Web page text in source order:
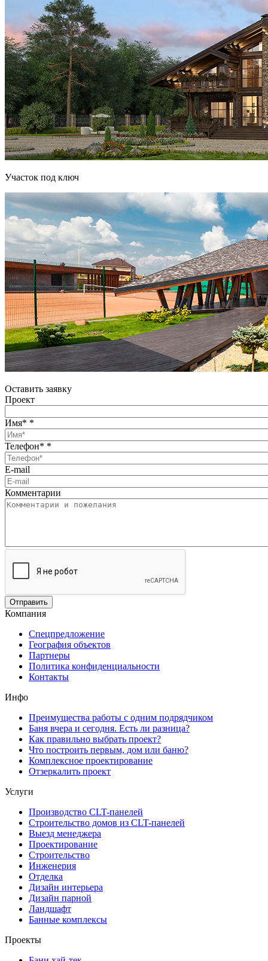
Участок под ключ
Оставить заявку
Проект
Имя* *
Телефон* *
E-mail
Комментарии
Компания
Спецпредложение
География объектов
Партнеры
Политика конфиденциальности
Контакты
Инфо
Преимущества работы с одним подрядчиком
Баня вчера и сегодня. Есть ли разница?
Как правильно выбрать проект?
Что построить первым, дом или баню?
Комплексное проектирование
Отзеркалить проект
Услуги
Производство CLT-панелей
Строительство домов из CLT-панелей
Выезд менеджера
Проектирование
Строительство
Инженерия
Отделка
Дизайн интерьера
Дизайн парной
Ландшафт
Банные комплексы
Проекты